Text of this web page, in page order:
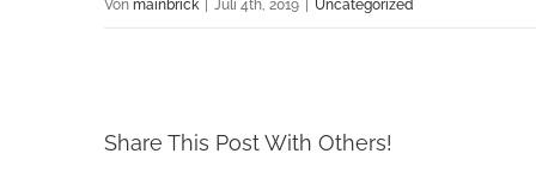
Von mainbrick Juli 4th, 2019 Uncategorized
Share This Post With Others!